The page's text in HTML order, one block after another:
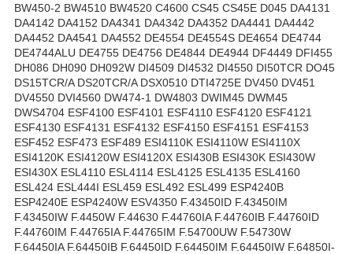
BW450-2 BW4510 BW4520 C4600 CS45 CS45E D045 DA4131
DA4142 DA4152 DA4341 DA4342 DA4352 DA4441 DA4442
DA4452 DA4541 DA4552 DE4554 DE4554S DE4654 DE4744
DE4744ALU DE4755 DE4756 DE4844 DE4944 DF4449 DFI455
DH086 DH090 DH092W DI4509 DI4532 DI4550 DI50TCR DO45
DS15TCR/A DS20TCR/A DSX0510 DTI4725E DV450 DV451
DV4550 DVI4560 DW474-1 DW4803 DWIM45 DWM45
DWS4704 ESF4100 ESF4101 ESF4110 ESF4120 ESF4121
ESF4130 ESF4131 ESF4132 ESF4150 ESF4151 ESF4153
ESF452 ESF473 ESF489 ESI4110K ESI4110W ESI4110X
ESI4120K ESI4120W ESI4120X ESI430B ESI430K ESI430W
ESI430X ESL4110 ESL4114 ESL4125 ESL4135 ESL4160
ESL424 ESL444I ESL459 ESL492 ESL499 ESP4240B
ESP4240E ESP4240W ESV4350 F.43450ID F.43450IM
F.43450IW F.4450W F.44630 F.44760IA F.44760IB F.44760ID
F.44760IM F.44765IA F.44765IM F.54700UW F.54730W
F.64450IA F.64450IB F.64450ID F.64450IM F.64450IW F.64850I-